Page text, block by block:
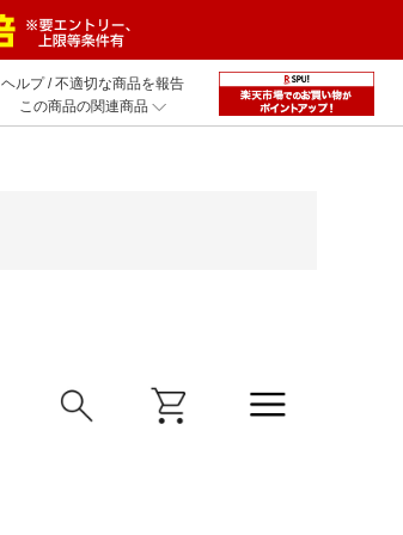
ヘルプ/不適切な商品を報告
この商品の関連商品